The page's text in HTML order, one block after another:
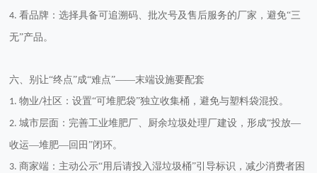
4.看品牌：选择具备可追溯码、批次号及售后服务的厂家，避免“三
无”产品。
六、别让“终点”成“难点”——末端设施要配套
1.物业/社区：设置“可堆肥袋”独立收集桶，避免与塑料袋混投。
2.城市层面：完善工业堆肥厂、厨余垃圾处理厂建设，形成“投放—
收运—堆肥—回田”闭环。
3. 商家端：主动公示“用后请投入湿垃圾桶”引导标识，减少消费者困